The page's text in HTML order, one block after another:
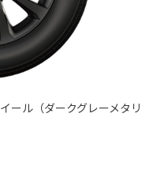
ール（ダークグレーメタリ